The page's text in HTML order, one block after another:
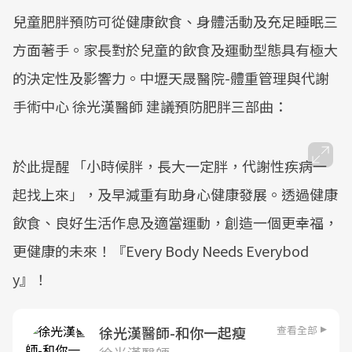
兒童肥胖預防可從健康飲食、身體活動及充足睡眠三
方面著手。家長對於兒童的飲食及運動型態具有極大
的決定性及影響力。中壢天晟醫院-體重管理與代謝
手術中心 徐光漢醫師 建議預防肥胖三部曲：
於此提醒 「小時候胖，長大一定胖，代謝性疾病一
起找上來」，及早減重有助身心健康發展。透過健康
飲食、良好生活作息及適當運動，創造一個更幸福，
更健康的未來！『Every Body Needs Everybod
y』！
徐光漢醫師-和你一起瘦 查看全部